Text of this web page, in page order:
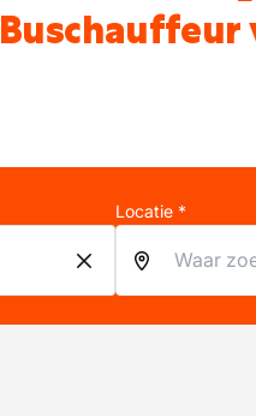
Buschauffeur
Locatie *